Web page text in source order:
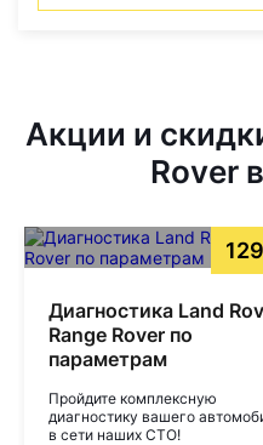
Акции и
Rover
Диагностика Land
Range Rover по
параметрам
Пройдите комплексную
диагностику вашего
в сети наших СТО!